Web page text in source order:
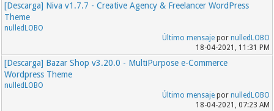
[Descarga] Niva v1.7.7 - Creative Agency & Freelancer WordPress
Theme
nulledLOBO
Último mensajepor nulledLOBO
18-04-2021, 11:31 PM
[Descarga] Bazar Shop v3.20.0 - MultiPurpose e-Commerce
Wordpress Theme
nulledLOBO
Último mensajepor nulledLOBO
18-04-2021, 07:23 AM